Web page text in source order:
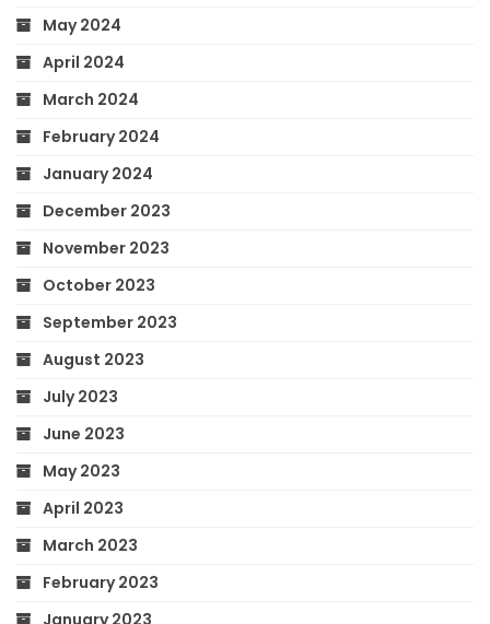
May 2024
April 2024
March 2024
February 2024
January 2024
December 2023
November 2023
October 2023
September 2023
August 2023
July 2023
June 2023
May 2023
April 2023
March 2023
February 2023
January 2023